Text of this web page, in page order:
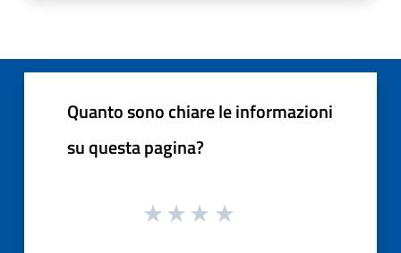
Quanto sono chiare le informazioni
su questa pagina?